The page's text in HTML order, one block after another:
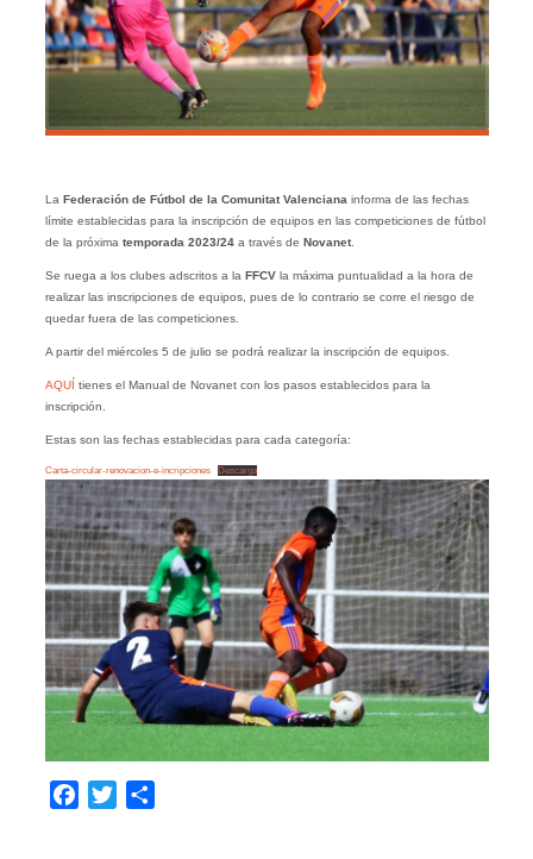
La Federación de Fútbol de la Comunitat Valencianainforma de las fechas
límite establecidas para la inscripción de equipos en las competiciones de fútbol
de la próximatemporada 2023/24a través de Novanet.
Se ruega a los clubes adscritos a la FFCVla máxima puntualidad a la hora de
realizar las inscripciones de equipos, pues de lo contrario se corre el riesgo de
quedar fuera de las competiciones.
A partir del miércoles 5 de julio se podrá realizar la inscripción de equipos.
AQUÍ tienes el Manual de Novanet con los pasos establecidos para la
inscripción.
Estas son las fechas establecidas para cada categoría:
Carta-circular-renovacion-e-incripciones Descarga
Facebook
Twitter